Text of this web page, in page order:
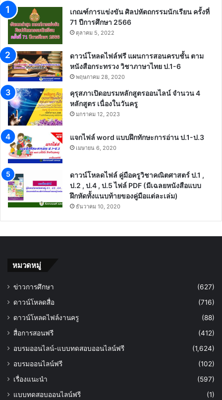
เกณฑ์การแข่งขัน ศิลปหัตถกรรมนักเรียน ครั้งที่
71 ปีการศึกษา 2566
ตุลาคม 5, 2022
ดาวน์โหลดไฟล์ฟรี แผนการสอนครบชั้น ตาม
หนังสือกระทรวง วิชาภาษาไทย ป.1-6
พฤษภาคม 28, 2020
คุรุสภาเปิดอบรมหลักสูตรออนไลน์ จำนวน 4
หลักสูตร เนื่องในวันครู
มกราคม 12, 2023
แจกไฟล์ word แบบฝึกทักษะการอ่าน ป.1-ป.3
เมษายน 6, 2020
ดาวน์โหลดไฟล์ คู่มือครูวิชาคณิตศาสตร์ ป.1 ,
ป.2 , ป.4 , ป.5 ไฟล์ PDF (มีเฉลยหนังสือแบบ
ฝึกหัดทั้งแนบท้ายของคู่มือแต่ละเล่ม)
ธันวาคม 10, 2020
หมวดหมู่
ข่าวการศึกษา
(627)
ดาวน์โหลดสื่อ
(716)
ดาวน์โหลดไฟล์งานครู
(88)
สื่อการสอนฟรี
(412)
อบรมออนไลน์-แบบทดสอบออนไลน์ฟรี
(1,624)
อบรมออนไลน์ฟรี
(102)
เรื่องแนะนำ
(597)
แบบทดสอบออนไลน์ฟรี
(1)